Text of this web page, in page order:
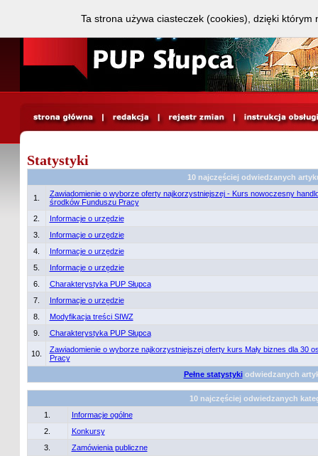
Statystyki
10 najczęściej odwiedzanych
1.
Zawiadomienie o wyborze oferty najkorzystniejszej - Kurs nowoczesny
środków Funduszu Pracy
2.
Informacje o urzędzie
3.
Informacje o urzędzie
4.
Informacje o urzędzie
5.
Informacje o urzędzie
6.
Charakterystyka PUP Słupca
7.
Informacje o urzędzie
8.
Modyfikacja treści SIWZ
9.
Charakterystyka PUP Słupca
10.
Zawiadomienie o wyborze najkorzystniejszej oferty kurs Mały biznes dla 30
Pracy
Pełne statystykiodwiedzanych
10 najczęściej odwiedzanych
1.
Informacje ogólne
2.
Konkursy
3.
Zamówienia publiczne
Ta strona używa ciasteczek (cookies), dzięki którym